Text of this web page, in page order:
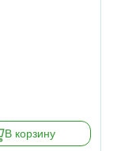
В корзину